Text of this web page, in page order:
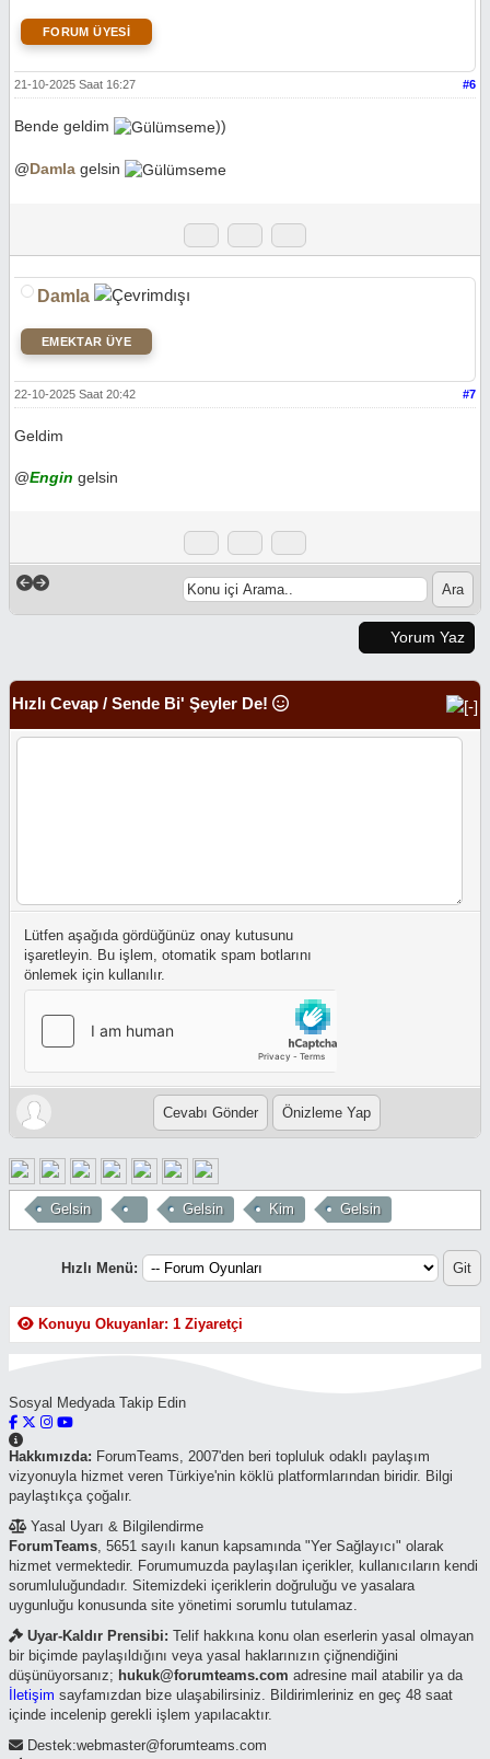
FORUM ÜYESİ
#6
21-10-2025 Saat 16:27
Bende geldim ))
@Damla gelsin
Damla
EMEKTAR ÜYE
#7
22-10-2025 Saat 20:42
Geldim
@Engin gelsin
Yorum Yaz
Hızlı Cevap / Sende Bi' Şeyler De!
Lütfen aşağıda gördüğünüz onay kutusunu
işaretleyin. Bu işlem, otomatik spam botlarını
önlemek için kullanılır.
Gelsin Gelsin Kim Gelsin
Hızlı Menü:
Konuyu Okuyanlar: 1 Ziyaretçi
Sosyal Medyada Takip Edin
Hakkımızda: ForumTeams, 2007'den beri topluluk odaklı paylaşım
vizyonuyla hizmet veren Türkiye'nin köklü platformlarından biridir. Bilgi
paylaştıkça çoğalır.
Yasal Uyarı & Bilgilendirme
ForumTeams, 5651 sayılı kanun kapsamında "Yer Sağlayıcı" olarak
hizmet vermektedir. Forumumuzda paylaşılan içerikler, kullanıcıların kendi
sorumluluğundadır. Sitemizdeki içeriklerin doğruluğu ve yasalara
uygunluğu konusunda site yönetimi sorumlu tutulamaz.
Uyar-Kaldır Prensibi: Telif hakkına konu olan eserlerin yasal olmayan
bir biçimde paylaşıldığını veya yasal haklarınızın çiğnendiğini
düşünüyorsanız; hukuk@forumteams.com adresine mail atabilir ya da
İletişim sayfamızdan bize ulaşabilirsiniz. Bildirimleriniz en geç 48 saat
içinde incelenip gerekli işlem yapılacaktır.
Destek:webmaster@forumteams.com